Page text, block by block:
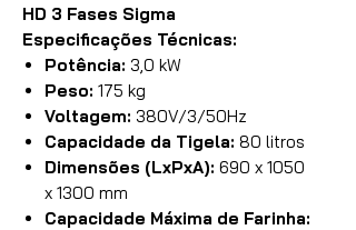
HD 3 Fases Sigma
Especificações Técnicas:
Potência: 3,0 kW
Peso: 175 kg
Voltagem: 380V/3/50Hz
Capacidade da Tigela: 80 litros
Dimensões (LxPxA): 690 x 1050
x 1300 mm
Capacidade Máxima de Farinha: